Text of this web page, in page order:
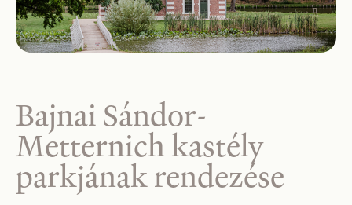
Bajnai Sándor-
Metternich kastély
parkjának rendezése